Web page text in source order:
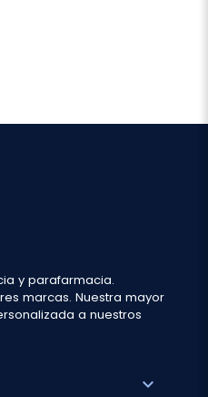
y parafarmacia.
marcas. Nuestra mayor
a nuestros
expand_more